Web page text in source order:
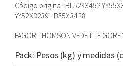
Código original: BL52X3452
YY52X3239 LB55X3428
FAGOR THOMSON VEDETTE
Pack: Pesos (kg) y medidas